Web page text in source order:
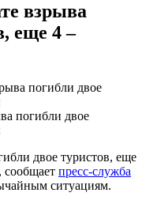
взрыва
еще 4 –
погибли двое
двое туристов, еще
сообщает пресс-служба
ситуациям.